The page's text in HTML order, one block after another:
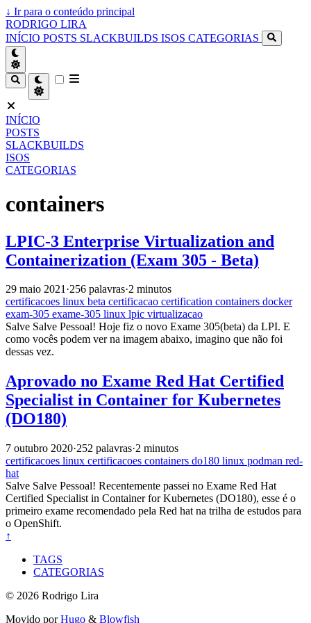
↓ Ir para o conteúdo principal
RODRIGO LIRA
INÍCIO POSTS SLACKBUILDS ISOS CATEGORIAS
INÍCIO
POSTS
SLACKBUILDS
ISOS
CATEGORIAS
containers
LPIC-3 Enterprise Virtualization and
Containerization (Exam 305 - Beta)
29 maio 2021·256 palavras·2 minutos
certificacoes linux beta certificacao certification containers docker
exam-305 exame-305 linux lpic virtualizacao
Salve Salve Pessoal! Hoje fiz o novo Exame 305(beta) da LPI. E
como vocês podem ver na imagem abaixo, imagino que não foi
dessas vez.
Aprovado no Exame Red Hat Certified
Specialist in Container for Kubernetes
(DO180)
7 outubro 2020·252 palavras·2 minutos
certificacoes linux certificacoes containers do180 linux podman red-
hat
Salve Salve Pessoal! Recentemente passei no Exame Red Hat
Certified Specialist in Container for Kubernetes (DO180), esse é o
primeiro exame recomendado pela Red hat na trilha de estudos para
o OpenShift.
↑
TAGS
CATEGORIAS
© 2026 Rodrigo Lira
Movido porHugo & Blowfish